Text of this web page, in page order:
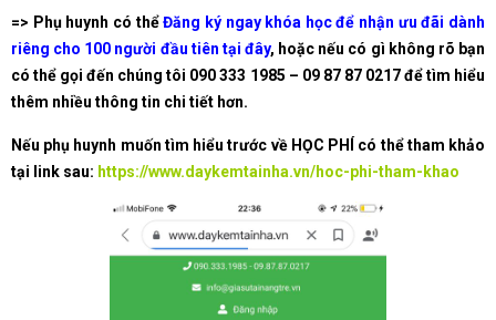
=> Phụ huynh có thểĐăng ký ngay khóa học để nhận ưu đãi dành
riêng cho 100 người đầu tiên tại đây, hoặc nếu có gì không rõ bạn
có thể gọi đến chúng tôi 090 333 1985 – 09 87 87 0217để tìm hiểu
thêm nhiều thông tin chi tiết hơn.
Nếu phụ huynh muốn tìm hiểu trước về HỌC PHÍ có thể tham khảo
tại link sau: https://www.daykemtainha.vn/hoc-phi-tham-khao